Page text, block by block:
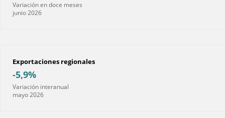
Variación en doce meses
junio 2026
Exportaciones regionales
-5,9%
Variación interanual
mayo 2026